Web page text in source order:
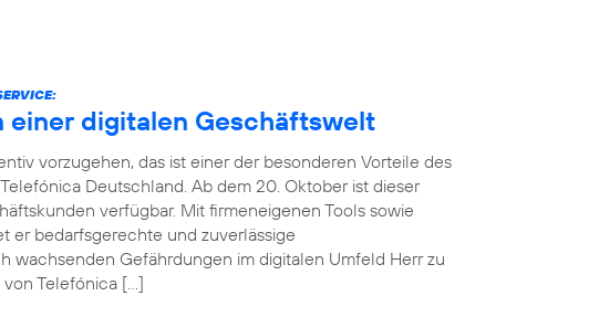
einer digitalen Geschäftswelt
vorzugehen, das ist einer der besonderen Vorteile des
Deutschland. Ab dem 20. Oktober ist dieser
verfügbar. Mit firmeneigenen Tools sowie
er bedarfsgerechte und zuverlässige
wachsenden Gefährdungen im digitalen Umfeld Herr zu
Telefónica […]